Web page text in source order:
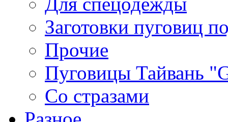
Заготовки пуговиц
Прочие
Пуговицы Тайвань
Со стразами